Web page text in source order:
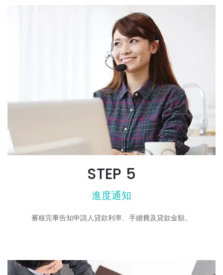
STEP 5
進度通知
審核完畢告知申請人貸款利率、手續費及貸款金額。